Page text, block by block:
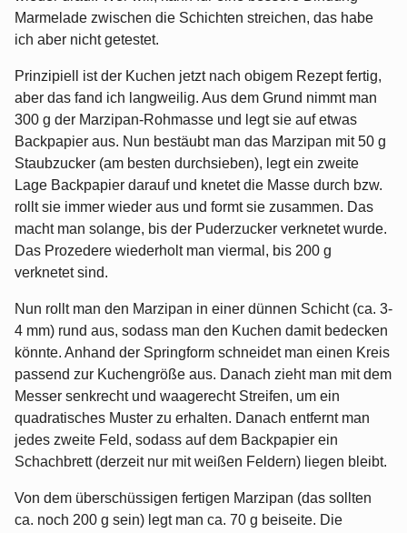
Marmelade zwischen die Schichten streichen, das habe
ich aber nicht getestet.
Prinzipiell ist der Kuchen jetzt nach obigem Rezept fertig,
aber das fand ich langweilig. Aus dem Grund nimmt man
300 g der Marzipan-Rohmasse und legt sie auf etwas
Backpapier aus. Nun bestäubt man das Marzipan mit 50 g
Staubzucker (am besten durchsieben), legt ein zweite
Lage Backpapier darauf und knetet die Masse durch bzw.
rollt sie immer wieder aus und formt sie zusammen. Das
macht man solange, bis der Puderzucker verknetet wurde.
Das Prozedere wiederholt man viermal, bis 200 g
verknetet sind.
Nun rollt man den Marzipan in einer dünnen Schicht (ca. 3-
4 mm) rund aus, sodass man den Kuchen damit bedecken
könnte. Anhand der Springform schneidet man einen Kreis
passend zur Kuchengröße aus. Danach zieht man mit dem
Messer senkrecht und waagerecht Streifen, um ein
quadratisches Muster zu erhalten. Danach entfernt man
jedes zweite Feld, sodass auf dem Backpapier ein
Schachbrett (derzeit nur mit weißen Feldern) liegen bleibt.
Von dem überschüssigen fertigen Marzipan (das sollten
ca. noch 200 g sein) legt man ca. 70 g beiseite. Die